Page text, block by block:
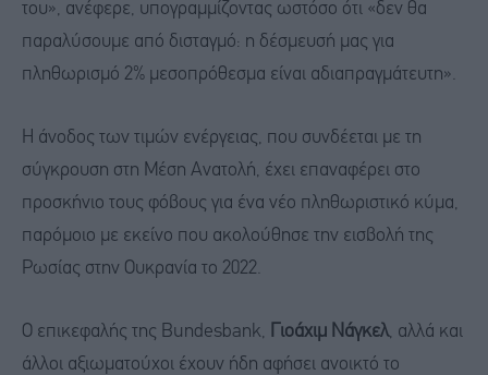
του», ανέφερε, υπογραμμίζοντας ωστόσο ότι «δεν θα
παραλύσουμε από δισταγμό: η δέσμευσή μας για
πληθωρισμό 2% μεσοπρόθεσμα είναι αδιαπραγμάτευτη».
Η άνοδος των τιμών ενέργειας, που συνδέεται με τη
σύγκρουση στη Μέση Ανατολή, έχει επαναφέρει στο
προσκήνιο τους φόβους για ένα νέο πληθωριστικό κύμα,
παρόμοιο με εκείνο που ακολούθησε την εισβολή της
Ρωσίας στην Ουκρανία το 2022.
Ο επικεφαλής της Bundesbank, Γιοάχιμ Νάγκελ, αλλά και
άλλοι αξιωματούχοι έχουν ήδη αφήσει ανοικτό το